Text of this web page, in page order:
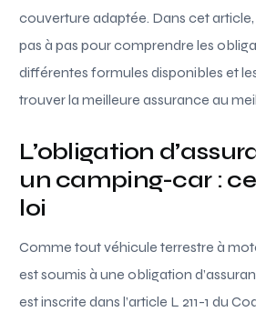
couverture adaptée. Dans cet
pas à pas pour comprendre les
différentes formules disponibles et
trouver la meilleure assurance au
L’obligation
un camping-car :
loi
Comme tout véhicule terrestre à
est soumis à une obligation
est inscrite dans l’article L 211-1 du